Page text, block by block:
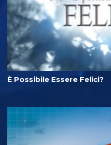
È Possibile Essere Felici?